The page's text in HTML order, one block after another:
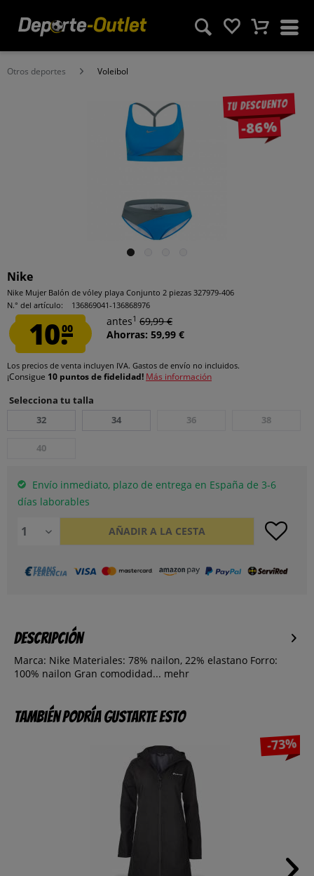
Otros deportes Voleibol
Tu descuento
-86%
Nike
Nike Mujer Balón de vóley playa Conjunto 2 piezas 327979-406
N.° del artículo:
136869041-136868976
10.00
antes1 69,99 €
Ahorras: 59,99 €
Los precios de venta incluyen IVA. Gastos de envío no incluidos.
¡Consigue 10 puntos de fidelidad! Más información
Selecciona tu talla
32
34 36 38
40
Envío inmediato, plazo de entrega en España de 3-6
días laborables
AÑADIR A LA CESTA
Descripción
Marca: Nike Materiales: 78% nailon, 22% elastano Forro:
100% nailon Gran comodidad... mehr
También podría gustarte esto
-73%